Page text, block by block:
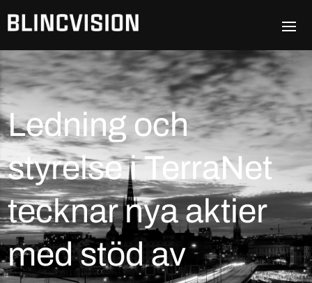
Ledning och
styrelse i TerraNet
tecknar nya aktier
med stöd av